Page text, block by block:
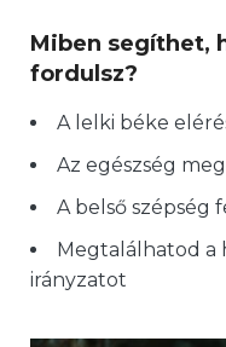
Miben segíthet,
fordulsz?
A lelki béke
Az egészség
A belső szépség
Megtalálhatod a
irányzatot